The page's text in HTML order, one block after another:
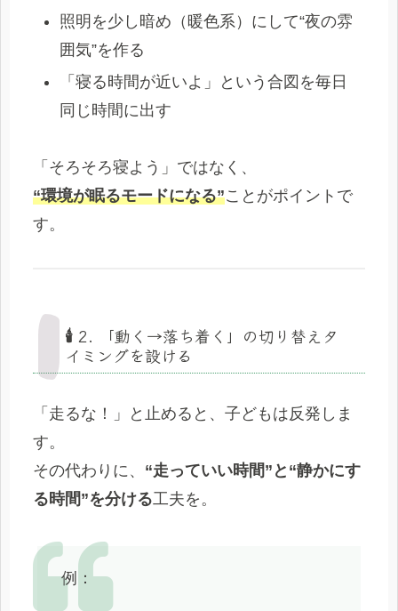
照明を少し暗め（暖色系）にして“夜の雰
囲気”を作る
「寝る時間が近いよ」という合図を毎日
同じ時間に出す
「そろそろ寝よう」ではなく、
“環境が眠るモードになる”ことがポイントで
す。
🕯️ 2. 「動く→落ち着く」の切り替えタ
イミングを設ける
「走るな！」と止めると、子どもは反発しま
す。
その代わりに、 “走っていい時間”と“静かにす
る時間”を分ける工夫を。
例：